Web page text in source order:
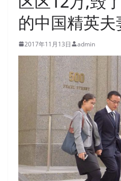
的中国精英夫
2017年11月13日 admin